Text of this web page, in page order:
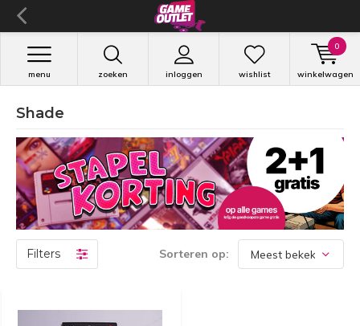
zoeken inloggen
menu wishlist winkelwagen
0
Shade
Filters Sorteren op: